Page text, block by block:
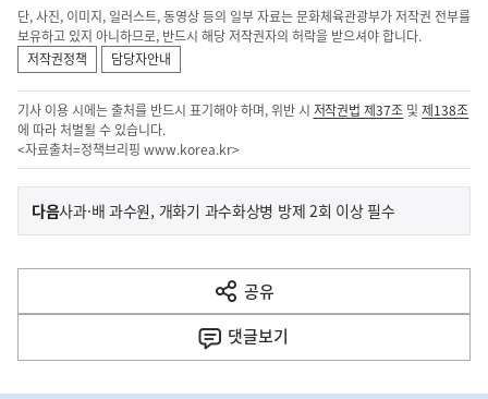
단, 사진, 이미지, 일러스트, 동영상 등의 일부 자료는 문화체육관광부가 저작권 전부를
보유하고 있지 아니하므로, 반드시 해당 저작권자의 허락을 받으셔야 합니다.
저작권정책
담당자안내
기사 이용 시에는 출처를 반드시 표기해야 하며, 위반 시 저작권법 제37조 및제138조
에 따라 처벌될 수 있습니다.
<자료출처=정책브리핑 www.korea.kr>
이
전
다
음
다음기
사
사과·배 과수원, 개화기 과수화상병 방제 2회 이상 필수
공유
열
기
댓글보기